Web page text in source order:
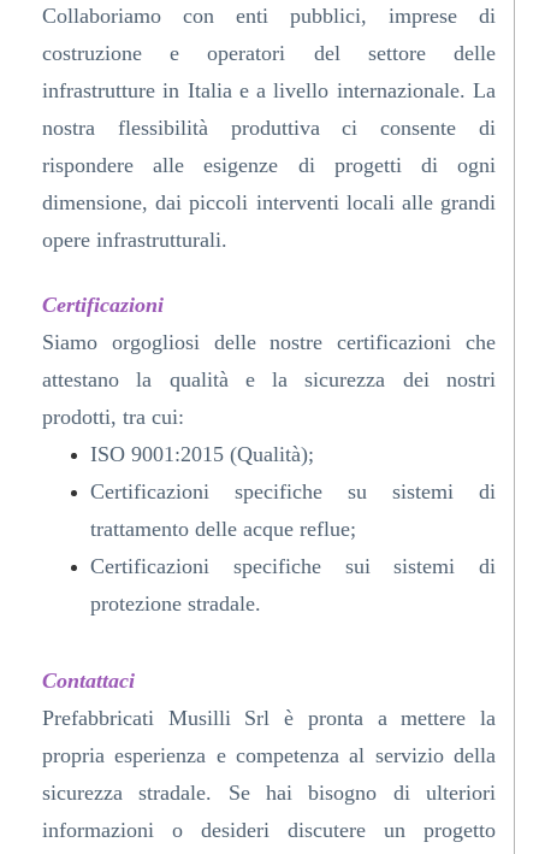
Collaboriamo con enti pubblici, imprese di
costruzione e operatori del settore delle
infrastrutture in Italia e a livello internazionale. La
nostra flessibilità produttiva ci consente di
rispondere alle esigenze di progetti di ogni
dimensione, dai piccoli interventi locali alle grandi
opere infrastrutturali.
Certificazioni
Siamo orgogliosi delle nostre certificazioni che
attestano la qualità e la sicurezza dei nostri
prodotti, tra cui:
ISO 9001:2015 (Qualità);
Certificazioni specifiche su sistemi di
trattamento delle acque reflue;
Certificazioni specifiche sui sistemi di
protezione stradale.
Contattaci
Prefabbricati Musilli Srl è pronta a mettere la
propria esperienza e competenza al servizio della
sicurezza stradale. Se hai bisogno di ulteriori
informazioni o desideri discutere un progetto